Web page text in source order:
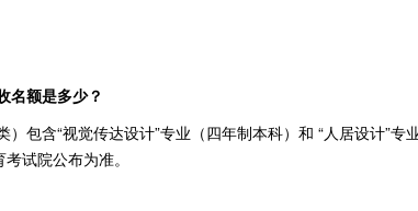
名额是多少？
包含“视觉传达设计”专业（四年制本科）和 “人居设计”专
试院公布为准。